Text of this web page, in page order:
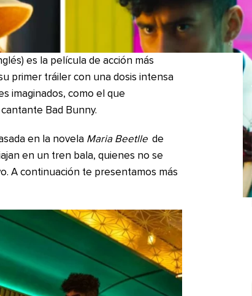
es la película de acción más
primer tráiler con una dosis intensa
imaginados, como el que
Bad Bunny.
en la novela Maria Beetlle de
en un tren bala, quienes no se
A continuación te presentamos más